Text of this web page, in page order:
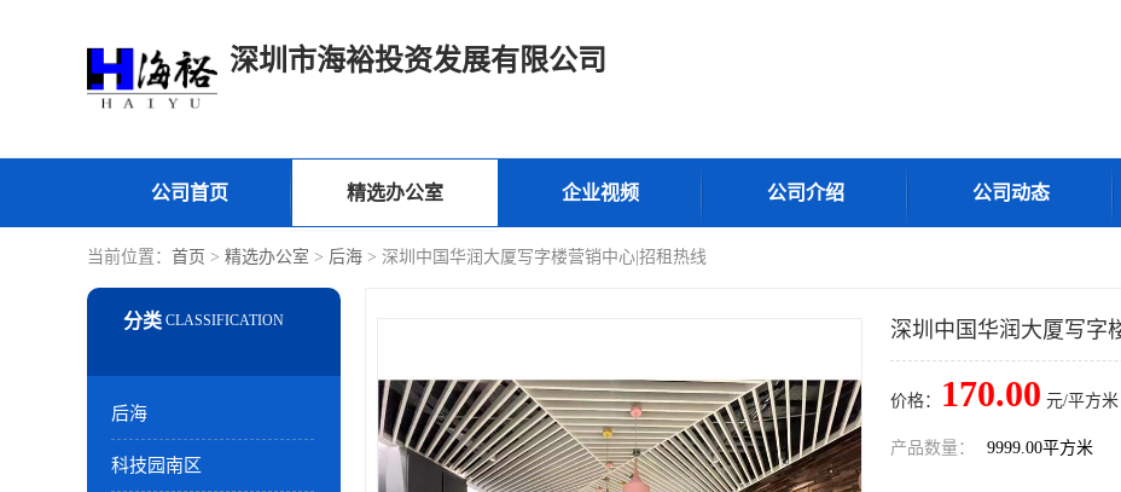
深圳市海裕投资发展有限公司
公司首页 精选办公室 企业视频 公司介绍 公司动态
当前位置： 首页 > 精选办公室 > 后海 > 深圳中国华润大厦写字楼营销中心|招租热线
后海
科技园南区
深圳中国华润大厦写字
价格： 170.00 元/平方
产品数量： 9999.00平方米